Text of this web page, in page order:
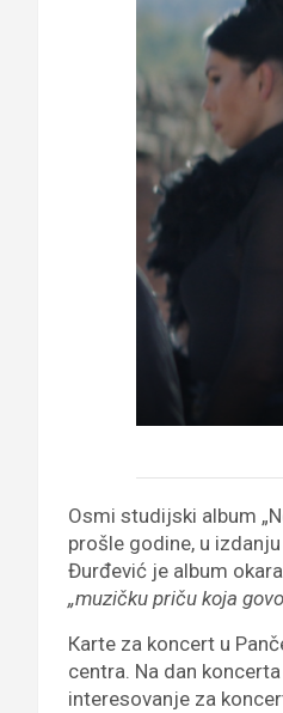
Osmi studijski album
prošle godine, u
Đurđević je album
„muzičku priču koja
Кarte za koncert u
centra. Na dan
interesovanje za